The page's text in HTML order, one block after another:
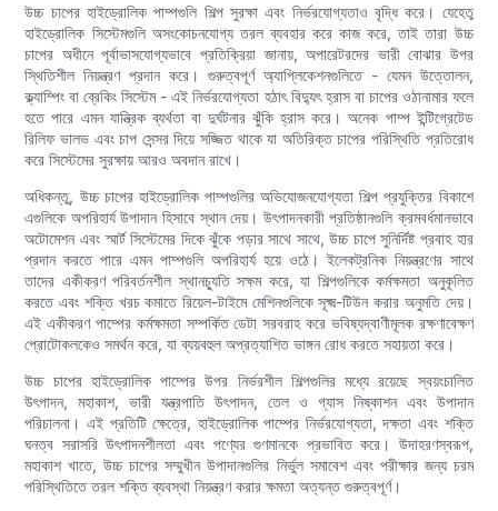
উচ্চ চাপের হাইড্রোলিক পাম্পগুলি শিল্প সুরক্ষা এবং নির্ভরযোগ্যতাও বৃদ্ধি করে। যেহেতু
হাইড্রোলিক সিস্টেমগুলি অসংকোচনযোগ্য তরল ব্যবহার করে কাজ করে, তাই তারা উচ্চ
চাপের অধীনে পূর্বাভাসযোগ্যভাবে প্রতিক্রিয়া জানায়, অপারেটরদের ভারী বোঝার উপর
স্থিতিশীল নিয়ন্ত্রণ প্রদান করে। গুরুত্বপূর্ণ অ্যাপ্লিকেশনগুলিতে - যেমন উত্তোলন,
ক্ল্যাম্পিং বা ব্রেকিং সিস্টেম - এই নির্ভরযোগ্যতা হঠাৎ বিদ্যুৎ হ্রাস বা চাপের ওঠানামার ফলে
হতে পারে এমন যান্ত্রিক ব্যর্থতা বা দুর্ঘটনার ঝুঁকি হ্রাস করে। অনেক পাম্প ইন্টিগ্রেটেড
রিলিফ ভালভ এবং চাপ সেন্সর দিয়ে সজ্জিত থাকে যা অতিরিক্ত চাপের পরিস্থিতি প্রতিরোধ
করে সিস্টেমের সুরক্ষায় আরও অবদান রাখে।
অধিকন্তু, উচ্চ চাপের হাইড্রোলিক পাম্পগুলির অভিযোজনযোগ্যতা শিল্প প্রযুক্তির বিকাশে
এগুলিকে অপরিহার্য উপাদান হিসাবে স্থান দেয়। উৎপাদনকারী প্রতিষ্ঠানগুলি ক্রমবর্ধমানভাবে
অটোমেশন এবং স্মার্ট সিস্টেমের দিকে ঝুঁকে পড়ার সাথে সাথে, উচ্চ চাপে সুনির্দিষ্ট প্রবাহ হার
প্রদান করতে পারে এমন পাম্পগুলি অপরিহার্য হয়ে ওঠে। ইলেকট্রনিক নিয়ন্ত্রণের সাথে
তাদের একীকরণ পরিবর্তনশীল স্থানচ্যুতি সক্ষম করে, যা শিল্পগুলিকে কর্মক্ষমতা অনুকূলিত
করতে এবং শক্তি খরচ কমাতে রিয়েল-টাইমে মেশিনগুলিকে সূক্ষ্ম-টিউন করার অনুমতি দেয়।
এই একীকরণ পাম্পের কর্মক্ষমতা সম্পর্কিত ডেটা সরবরাহ করে ভবিষ্যদ্বাণীমূলক রক্ষণাবেক্ষণ
প্রোটোকলকেও সমর্থন করে, যা ব্যয়বহুল অপ্রত্যাশিত ভাঙ্গন রোধ করতে সহায়তা করে।
উচ্চ চাপের হাইড্রোলিক পাম্পের উপর নির্ভরশীল শিল্পগুলির মধ্যে রয়েছে স্বয়ংচালিত
উৎপাদন, মহাকাশ, ভারী যন্ত্রপাতি উৎপাদন, তেল ও গ্যাস নিষ্কাশন এবং উপাদান
পরিচালনা। এই প্রতিটি ক্ষেত্রে, হাইড্রোলিক পাম্পের নির্ভরযোগ্যতা, দক্ষতা এবং শক্তি
ঘনত্ব সরাসরি উৎপাদনশীলতা এবং পণ্যের গুণমানকে প্রভাবিত করে। উদাহরণস্বরূপ,
মহাকাশ খাতে, উচ্চ চাপের সম্মুখীন উপাদানগুলির নির্ভুল সমাবেশ এবং পরীক্ষার জন্য চরম
পরিস্থিতিতে তরল শক্তি ব্যবস্থা নিয়ন্ত্রণ করার ক্ষমতা অত্যন্ত গুরুত্বপূর্ণ।